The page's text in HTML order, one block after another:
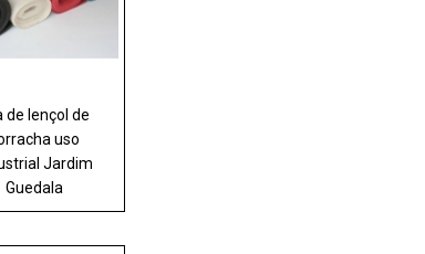
de lençol de
uso
Jardim
Guedala